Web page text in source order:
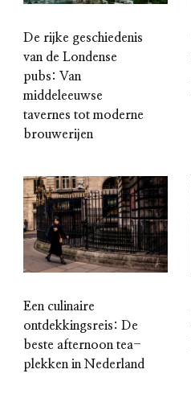
De rijke geschiedenis
van de Londense
pubs: Van
middeleeuwse
tavernes tot moderne
brouwerijen
Een culinaire
ontdekkingsreis: De
beste afternoon tea-
plekken in Nederland